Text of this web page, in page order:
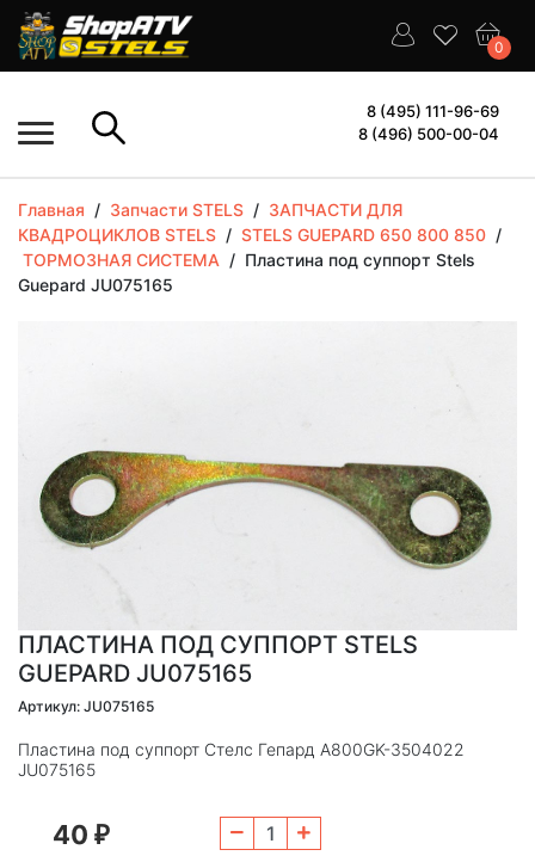
0
8 (495) 111-96-69
8 (496) 500-00-04
Главная / Запчасти STELS / ЗАПЧАСТИ ДЛЯ
КВАДРОЦИКЛОВ STELS / STELS GUEPARD 650 800 850 /
ТОРМОЗНАЯ СИСТЕМА / Пластина под суппорт Stels
Guepard JU075165
ПЛАСТИНА ПОД СУППОРТ STELS
GUEPARD JU075165
Артикул: JU075165
Пластина под суппорт Стелс Гепард A800GK-3504022
JU075165
40 ₽